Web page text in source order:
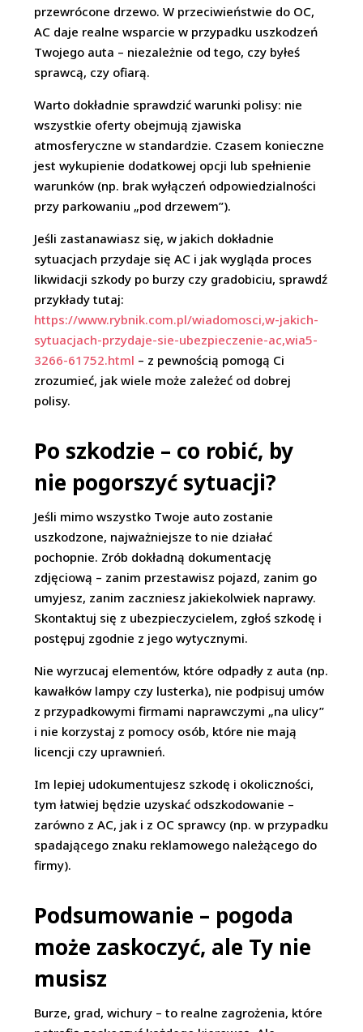
przewrócone drzewo. W przeciwieństwie do OC,
AC daje realne wsparcie w przypadku uszkodzeń
Twojego auta – niezależnie od tego, czy byłeś
sprawcą, czy ofiarą.
Warto dokładnie sprawdzić warunki polisy: nie
wszystkie oferty obejmują zjawiska
atmosferyczne w standardzie. Czasem konieczne
jest wykupienie dodatkowej opcji lub spełnienie
warunków (np. brak wyłączeń odpowiedzialności
przy parkowaniu „pod drzewem”).
Jeśli zastanawiasz się, w jakich dokładnie
sytuacjach przydaje się AC i jak wygląda proces
likwidacji szkody po burzy czy gradobiciu, sprawdź
przykłady tutaj:
https://www.rybnik.com.pl/wiadomosci,w-jakich-
sytuacjach-przydaje-sie-ubezpieczenie-ac,wia5-
3266-61752.html – z pewnością pomogą Ci
zrozumieć, jak wiele może zależeć od dobrej
polisy.
Po szkodzie – co robić, by
nie pogorszyć sytuacji?
Jeśli mimo wszystko Twoje auto zostanie
uszkodzone, najważniejsze to nie działać
pochopnie. Zrób dokładną dokumentację
zdjęciową – zanim przestawisz pojazd, zanim go
umyjesz, zanim zaczniesz jakiekolwiek naprawy.
Skontaktuj się z ubezpieczycielem, zgłoś szkodę i
postępuj zgodnie z jego wytycznymi.
Nie wyrzucaj elementów, które odpadły z auta (np.
kawałków lampy czy lusterka), nie podpisuj umów
z przypadkowymi firmami naprawczymi „na ulicy”
i nie korzystaj z pomocy osób, które nie mają
licencji czy uprawnień.
Im lepiej udokumentujesz szkodę i okoliczności,
tym łatwiej będzie uzyskać odszkodowanie –
zarówno z AC, jak i z OC sprawcy (np. w przypadku
spadającego znaku reklamowego należącego do
firmy).
Podsumowanie – pogoda
może zaskoczyć, ale Ty nie
musisz
Burze, grad, wichury – to realne zagrożenia, które